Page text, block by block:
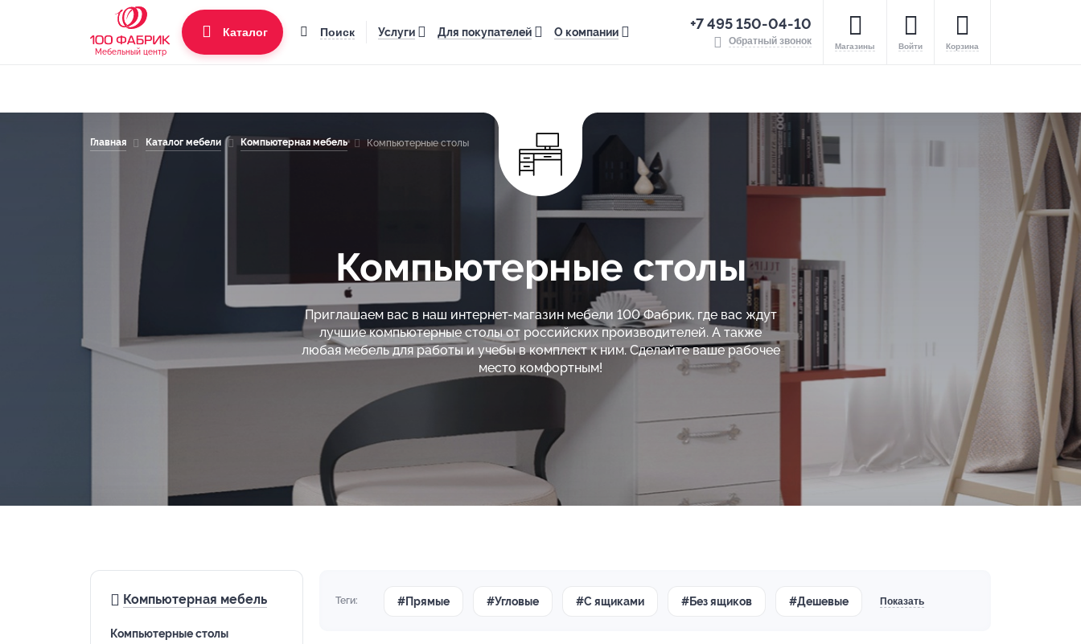
Мебельный центр
Каталог Поиск Услуги Для покупателей О компании +7 495 150-04-10
Обратный звонок Магазины Войти Корзина
Главная Каталог мебели Компьютерная мебель Компьютерные столы
Компьютерные столы
Приглашаем вас в наш интернет-магазин мебели 100 Фабрик, где вас ждут
лучшие компьютерные столы от российских производителей. А также
любая мебель для работы и учебы в комплект к ним. Сделайте ваше рабочее
место комфортным!
Компьютерная мебель
Компьютерные столы
Теги: #Прямые #Угловые #С ящиками #Без ящиков #Дешевые Показать